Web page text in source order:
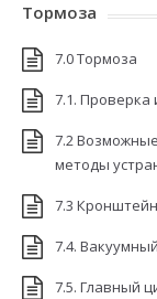
Тормоза
7.0 Тормоза
7.1. Проверка
7.2
методы
7.3
7.4.
7.5. Главный